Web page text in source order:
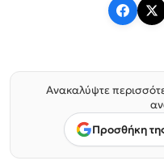
Ανακαλύψτε
Προσθήκη